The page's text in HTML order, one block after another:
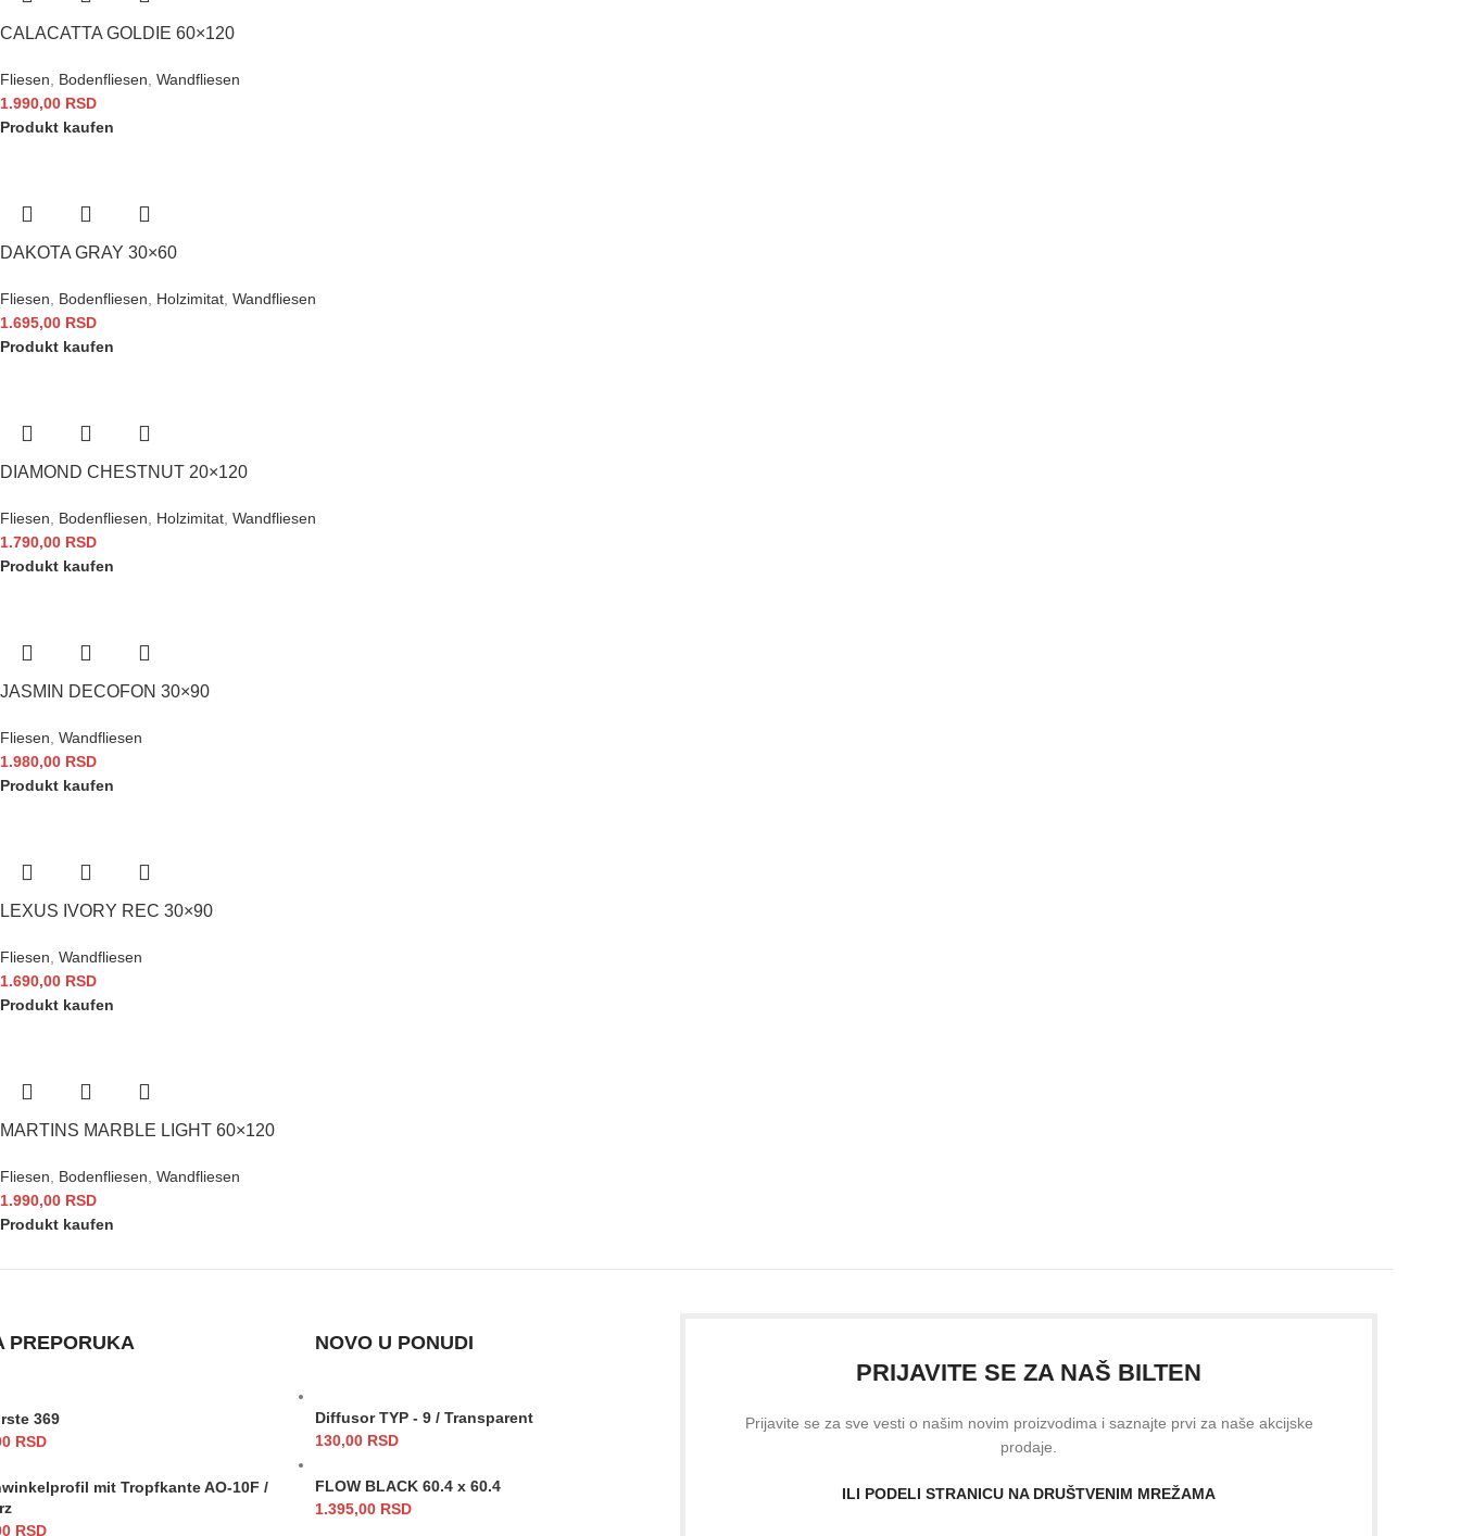
CALACATTA GOLDIE 60×120
Fliesen Bodenfliesen Wandfliesen
1.990,00 RSD
Produkt kaufen
DAKOTA GRAY 30×60
Fliesen Bodenfliesen Holzimitat Wandfliesen
1.695,00 RSD
Produkt kaufen
DIAMOND CHESTNUT 20×120
Fliesen Bodenfliesen Holzimitat Wandfliesen
1.790,00 RSD
Produkt kaufen
JASMIN DECOFON 30×90
Fliesen Wandfliesen
1.980,00 RSD
Produkt kaufen
LEXUS IVORY REC 30×90
Fliesen Wandfliesen
1.690,00 RSD
Produkt kaufen
MARTINS MARBLE LIGHT 60×120
Fliesen Bodenfliesen Wandfliesen
1.990,00 RSD
Produkt kaufen
PREPORUKA
369
RSD
mit Tropfkante AO-10F /
RSD
NOVO U PONUDI
Diffusor TYP - 9 / Transparent
130,00 RSD
FLOW BLACK 60.4 x 60.4
1.395,00 RSD
PRIJAVITE SE ZA NAŠ BILTEN
Prijavite se za sve vesti o našim novim proizvodima i saznajte prvi za naše akcijske
prodaje.
ILI PODELI STRANICU NA DRUŠTVENIM MREŽAMA